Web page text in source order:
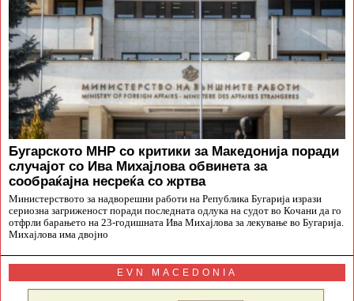
Бугарското МНР со критики за Македонија поради
случајот со Ива Михајлова обвинета за
сообраќајна несреќа со жртва
Министерството за надворешни работи на Република Бугарија изрази
сериозна загриженост поради последната одлука на судот во Кочани да го
отфрли барањето на 23-годишната Ива Михајлова за лекување во Бугарија.
Михајлова има двојно
EVN MACEDONIA